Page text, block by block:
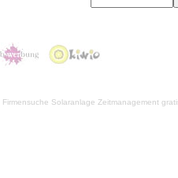
Solaranlage Zeitmanagement